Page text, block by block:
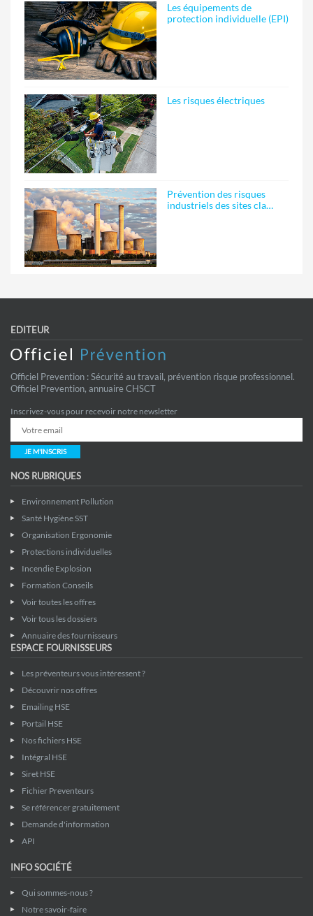
Les équipements de
protection individuelle (EPI)
Les risques électriques
Prévention des risques
industriels des sites cla…
EDITEUR
Officiel Prevention : Sécurité au travail, prévention risque professionnel.
Officiel Prevention, annuaire CHSCT
Inscrivez-vous pour recevoir notre newsletter
JE M'INSCRIS
NOS RUBRIQUES
Environnement Pollution
Santé Hygiène SST
Organisation Ergonomie
Protections individuelles
Incendie Explosion
Formation Conseils
Voir toutes les offres
Voir tous les dossiers
Annuaire des fournisseurs
ESPACE FOURNISSEURS
Les préventeurs vous intéressent ?
Découvrir nos offres
Emailing HSE
Portail HSE
Nos fichiers HSE
Intégral HSE
Siret HSE
Fichier Preventeurs
Se référencer gratuitement
Demande d'information
API
INFO SOCIÉTÉ
Qui sommes-nous ?
Notre savoir-faire